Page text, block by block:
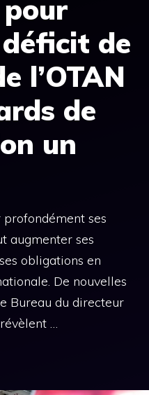
pour
de
l’OTAN
de
un
ses
augmenter ses
obligations en
De nouvelles
Bureau du directeur
…